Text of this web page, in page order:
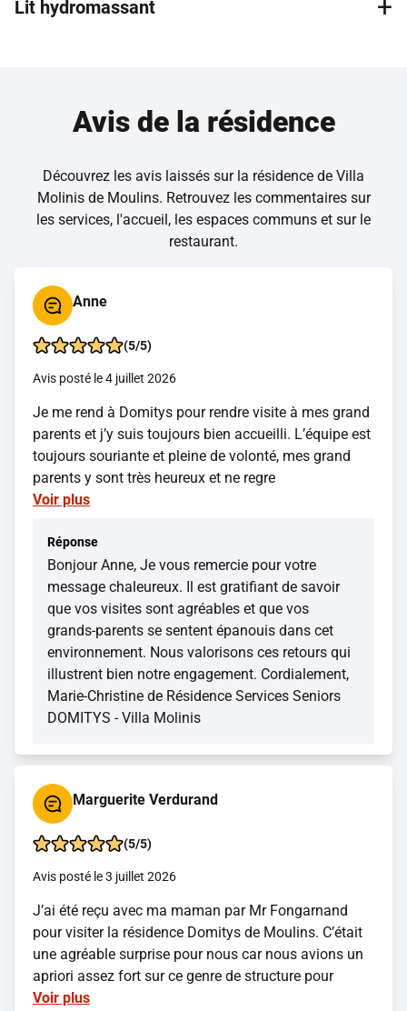
Le salon de coiffure et d’esthétique accueille des
Lit hydromassant +
circulation et réduit le stress en quelques minutes. Une
Avis de la résidence
Découvrez les avis laissés sur la résidence de Villa
Molinis de Moulins. Retrouvez les commentaires sur
les services, l'accueil, les espaces communs et sur le
restaurant.
Anne
(5/5)
Avis posté le 4 juillet 2026
Je me rend à Domitys pour rendre visite à mes grand
parents et j’y suis toujours bien accueilli. L’équipe est
toujours souriante et pleine de volonté, mes grand
parents y sont très heureux et ne regre
Voir plus
Réponse
Bonjour Anne, Je vous remercie pour votre
message chaleureux. Il est gratifiant de savoir
que vos visites sont agréables et que vos
grands-parents se sentent épanouis dans cet
environnement. Nous valorisons ces retours qui
illustrent bien notre engagement. Cordialement,
Marie-Christine de Résidence Services Seniors
DOMITYS - Villa Molinis
Marguerite Verdurand
(5/5)
Avis posté le 3 juillet 2026
J’ai été reçu avec ma maman par Mr Fongarnand
pour visiter la résidence Domitys de Moulins. C’était
une agréable surprise pour nous car nous avions un
apriori assez fort sur ce genre de structure pour
Voir plus